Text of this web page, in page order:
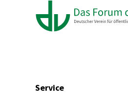
Service